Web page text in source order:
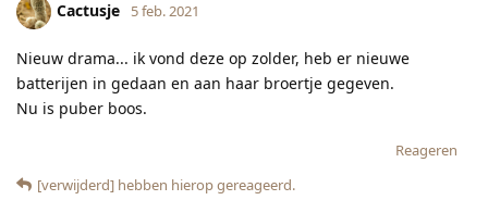
Cactusje 5 feb. 2021
Nieuw drama... ik vond deze op zolder, heb er nieuwe
batterijen in gedaan en aan haar broertje gegeven.
Nu is puber boos.
Reageren
[verwijderd] hebben hierop gereageerd.